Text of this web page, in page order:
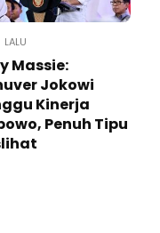
Massie:
Jokowi
Kinerja
Penuh Tipu